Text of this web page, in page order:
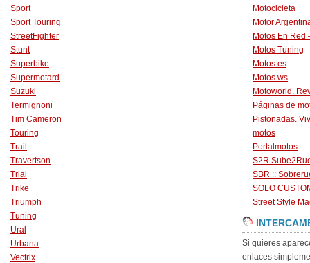
Sport
Sport Touring
StreetFighter
Stunt
Superbike
Supermotard
Suzuki
Termignoni
Tim Cameron
Touring
Trail
Travertson
Trial
Trike
Triumph
Tuning
Ural
Urbana
Vectrix
Motocicleta
Motor
Motos En Red
Motos Tuning
Motos.es
Motos.ws
Motoworld.
Páginas de
Pistonadas.
motos
Portalmotos
S2R
SBR ::
SOLO
Street Style
Si quieres
enlaces